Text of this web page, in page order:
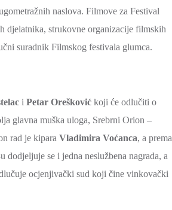
naslova. Filmove za Festival
djelatnika, strukovne organizacije filmskih
suradnik Filmskog festivala glumca.
i Petar Orešković koji će odlučiti o
glavna muška uloga, Srebrni Orion –
rad je kipara Vladimira Voćanca, a prema
se i jedna neslužbena nagrada, a
ocjenjivački sud koji čine vinkovački